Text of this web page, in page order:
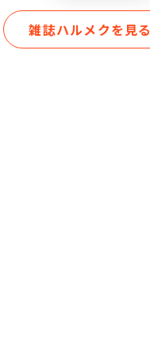
雑誌ハルメクを見る